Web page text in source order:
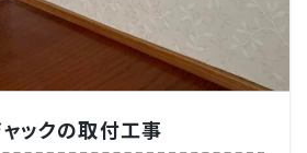
ックの取付工事